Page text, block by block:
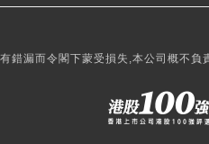
錯漏而令閣下蒙受損失,本公司概不負